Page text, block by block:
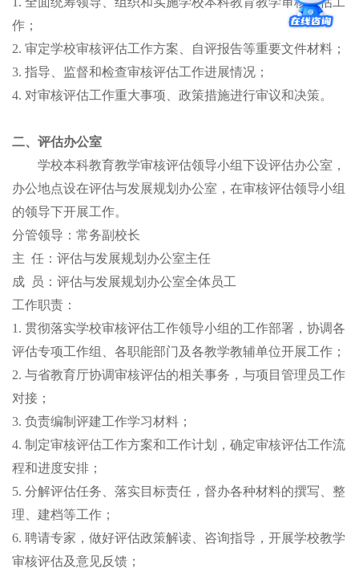
作；
2. 审定学校审核评估工作方案、自评报告等重要文件材料；
3. 指导、监督和检查审核评估工作进展情况；
4. 对审核评估工作重大事项、政策措施进行审议和决策。
二、评估办公室
学校本科教育教学审核评估领导小组下设评估办公室，
办公地点设在评估与发展规划办公室，在审核评估领导小组
的领导下开展工作。
分管领导： 常务副校长
主 任： 评估与发展规划办公室主任
成
员：评估与发展规划办公室全体员工
工作职责：
1. 贯彻落实学校审核评估工作领导小组的工作部署，协调各
评估专项工作组、各职能部门及各教学教辅单位开展工作；
2. 与省教育厅协调审核评估的相关事务，与项目管理员工作
对接；
3. 负责编制评建工作学习材料；
4. 制定审核评估工作方案和工作计划，确定审核评估工作流
程和进度安排；
5. 分解评估任务、落实目标责任，督办各种材料的撰写、整
理、建档等工作；
6. 聘请专家，做好评估政策解读、咨询指导，开展学校教学
审核评估及意见反馈；